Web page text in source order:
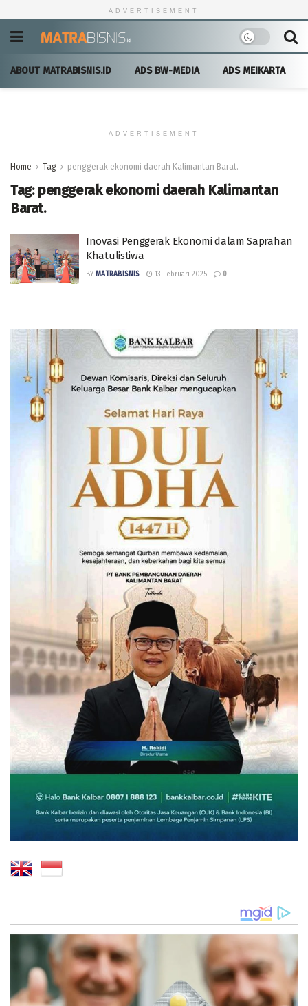
ADVERTISEMENT
ABOUT MATRABISNIS.ID ADS BW-MEDIA ADS MEIKARTA
ADVERTISEMENT
Home Tag penggerak ekonomi daerah Kalimantan Barat.
Tag: penggerak ekonomi daerah Kalimantan
Barat.
Inovasi Penggerak Ekonomi dalam Saprahan
Khatulistiwa
BY MATRABISNIS 13 Februari 2025 0